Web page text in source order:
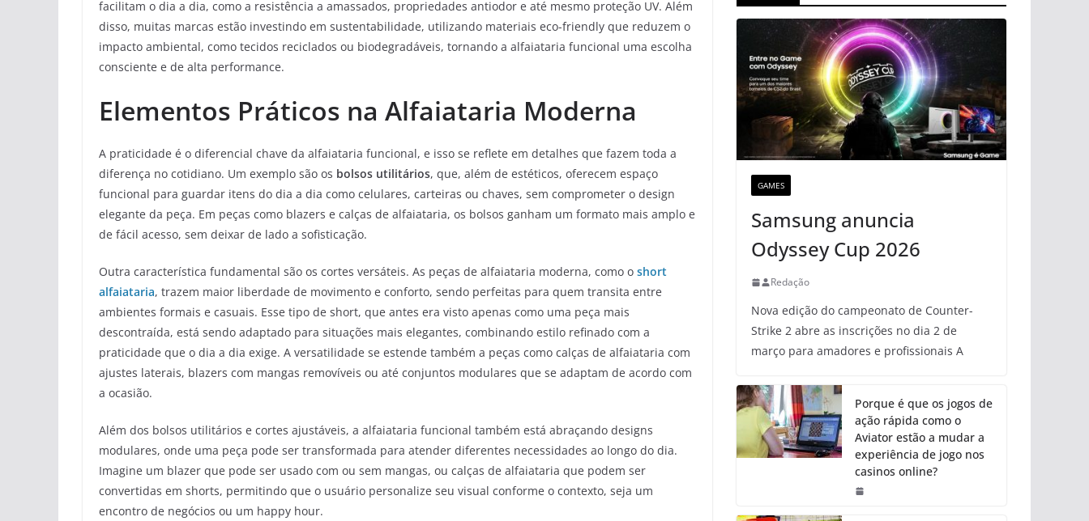
facilitam o dia a dia, como a resistência a amassados, propriedades antiodor e até mesmo proteção UV. Além
disso, muitas marcas estão investindo em sustentabilidade, utilizando materiais eco-friendly que reduzem o
impacto ambiental, como tecidos reciclados ou biodegradáveis, tornando a alfaiataria funcional uma escolha
consciente e de alta performance.
Elementos Práticos na Alfaiataria Moderna
A praticidade é o diferencial chave da alfaiataria funcional, e isso se reflete em detalhes que fazem toda a
diferença no cotidiano. Um exemplo são os bolsos utilitários, que, além de estéticos, oferecem espaço
funcional para guardar itens do dia a dia como celulares, carteiras ou chaves, sem comprometer o design
elegante da peça. Em peças como blazers e calças de alfaiataria, os bolsos ganham um formato mais amplo e
de fácil acesso, sem deixar de lado a sofisticação.
Outra característica fundamental são os cortes versáteis. As peças de alfaiataria moderna, como o short
alfaiataria, trazem maior liberdade de movimento e conforto, sendo perfeitas para quem transita entre
ambientes formais e casuais. Esse tipo de short, que antes era visto apenas como uma peça mais
descontraída, está sendo adaptado para situações mais elegantes, combinando estilo refinado com a
praticidade que o dia a dia exige. A versatilidade se estende também a peças como calças de alfaiataria com
ajustes laterais, blazers com mangas removíveis ou até conjuntos modulares que se adaptam de acordo com
a ocasião.
Além dos bolsos utilitários e cortes ajustáveis, a alfaiataria funcional também está abraçando designs
modulares, onde uma peça pode ser transformada para atender diferentes necessidades ao longo do dia.
Imagine um blazer que pode ser usado com ou sem mangas, ou calças de alfaiataria que podem ser
convertidas em shorts, permitindo que o usuário personalize seu visual conforme o contexto, seja um
encontro de negócios ou um happy hour.
GAMES
Samsung anuncia
Odyssey Cup 2026
Redação
Nova edição do campeonato de Counter-
Strike 2 abre as inscrições no dia 2 de
março para amadores e profissionais A
Porque é que os jogos de
ação rápida como o
Aviator estão a mudar a
experiência de jogo nos
casinos online?